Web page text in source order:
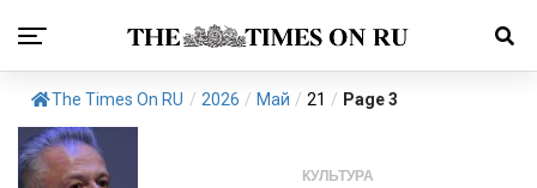
The Times On RU / 2026 / Май / 21 / Page 3
КУЛЬТУРА